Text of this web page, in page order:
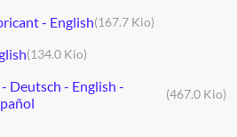
- English(167.7 Kio)
(134.0 Kio)
Deutsch - English -
(467.0 Kio)